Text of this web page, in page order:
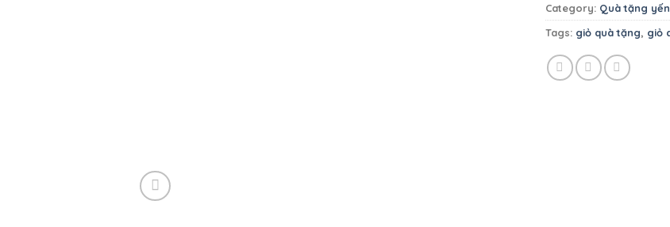
Category: Quà tặng
Tags: giỏ quà tặng, giỏ